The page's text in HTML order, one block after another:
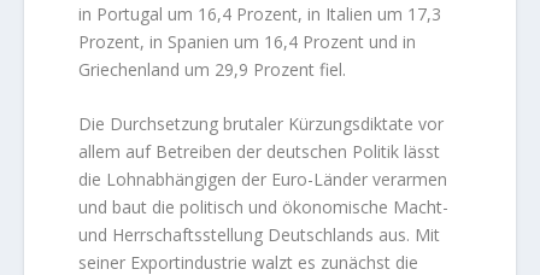
in Portugal um 16,4 Prozent, in Italien um 17,3
Prozent, in Spanien um 16,4 Prozent und in
Griechenland um 29,9 Prozent fiel.
Die Durchsetzung brutaler Kürzungsdiktate vor
allem auf Betreiben der deutschen Politik lässt
die Lohnabhängigen der Euro-Länder verarmen
und baut die politisch und ökonomische Macht-
und Herrschaftsstellung Deutschlands aus. Mit
seiner Exportindustrie walzt es zunächst die